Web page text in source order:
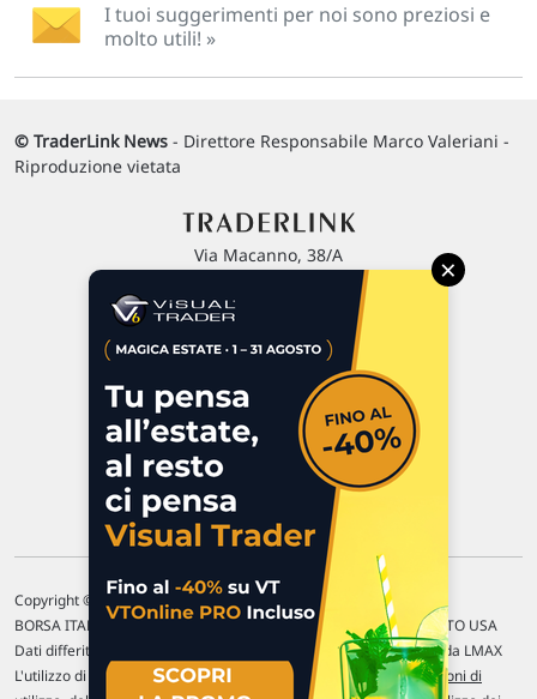
I tuoi suggerimenti per noi sono preziosi e
molto utili! »
© TraderLink News - Direttore Responsabile Marco Valeriani -
Riproduzione vietata
Via Macanno, 38/A
P.IVA 02 452 460 401
Commenti e segnalazioni
Contattaci
Copyright © 1996-2026 Traderlink Italia s.r.l.
BORSA ITALIANA Quotazioni di borsa differite di 15 min. / MERCATO USA
Dati differiti di 15 min. (fonte Intrinio) / FOREX Quotazioni fornite da LMAX
L'utilizzo di questo sito implica l'accettazione delle nostre Condizioni di
×